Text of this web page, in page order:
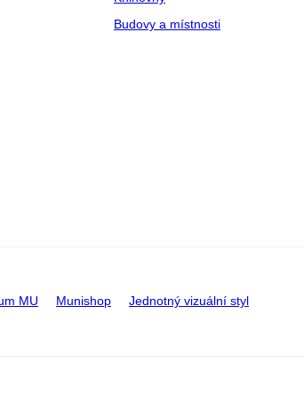
Budovy a místnosti
MU Munishop Jednotný vizuální styl